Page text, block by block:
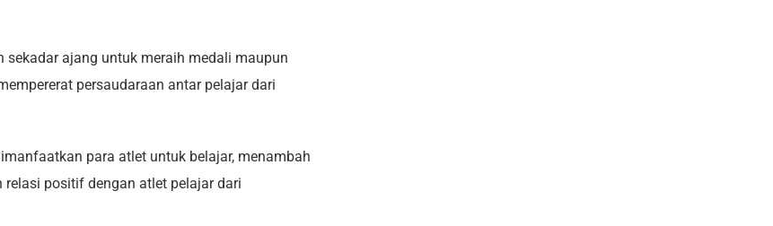
sekadar ajang untuk meraih medali maupun
persaudaraan antar pelajar dari
para atlet untuk belajar, menambah
positif dengan atlet pelajar dari